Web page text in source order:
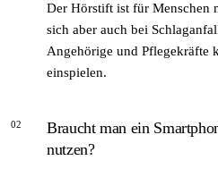
Der Hörstift ist für Menschen
sich aber auch bei
Angehörige und Pflegekräfte
einspielen.
02
Braucht man ein
nutzen?